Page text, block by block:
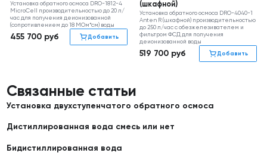
Установка обратного осмоса DRO-1812-4
MicroCell производительностью до 20 л/
час для получения деионизованной
(сопротивлением до 18 МОм*см) воды
455 700 руб Добавить
(шкафной)
Установка обратного осмоса DRO-4040-1
Anten R (шкафной) производительностью
до 250 л/час с обезжелезивателем и
фильтром ФСД для получения
деионизованной воды
519 700 руб Добавить
Связанные статьи
Установка двухступенчатого обратного осмоса
Дистиллированная вода смесь или нет
Бидистиллированная вода